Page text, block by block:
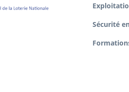
Sécurité